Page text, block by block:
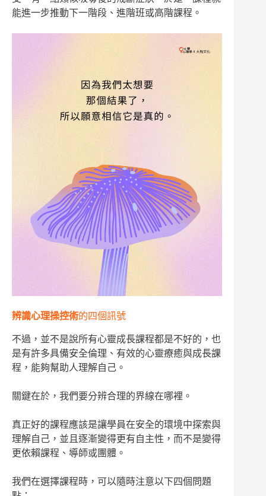
能進一步推動下一階段、進階班或高階課程。
辨識心理操控術的四個訊號
不過，並不是說所有心靈成長課程都是不好的，也
是有許多具備安全倫理、有效的心靈療癒與成長課
程，能夠幫助人理解自己。
關鍵在於，我們要分辨合理的界線在哪裡。
真正好的課程應該是讓學員在安全的環境中探索與
理解自己，並且逐漸變得更有自主性，而不是變得
更依賴課程、導師或團體。
我們在選擇課程時，可以隨時注意以下四個問題